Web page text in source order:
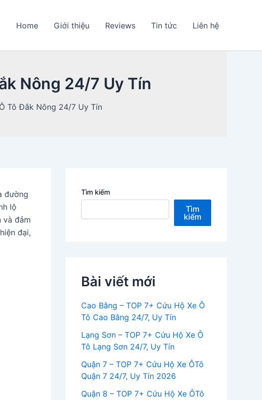
Home Giới thiệu Reviews Tin tức Liên hệ
Nông 24/7 Uy Tín
Tô Đắk Nông 24/7 Uy Tín
đường
lộ
và đảm
đại,
Tìm kiếm
Tìm
kiếm
Bài viết mới
Cao Bằng – TOP 7+ Cứu Hộ Xe Ô
Tô Cao Bằng 24/7, Uy Tín
Lạng Sơn – TOP 7+ Cứu Hộ Xe Ô
Tô Lạng Sơn 24/7, Uy Tín
Quận 7 – TOP 7+ Cứu Hộ Xe ÔTô
Quận 7 24/7, Uy Tín 2026
Quận 8 – TOP 7+ Cứu Hộ Xe ÔTô